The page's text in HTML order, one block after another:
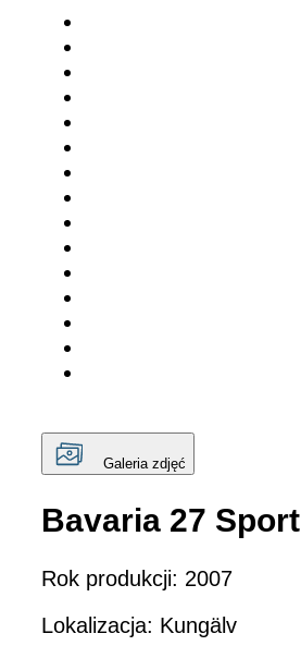
Galeria zdjęć
Bavaria 27 Sport
Rok produkcji: 2007
Lokalizacja: Kungälv